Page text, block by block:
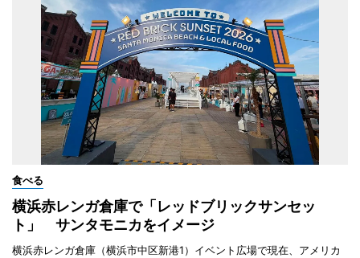
食べる
横浜赤レンガ倉庫で「レッドブリックサンセッ
ト」 サンタモニカをイメージ
横浜赤レンガ倉庫（横浜市中区新港1）イベント広場で現在、アメリカ